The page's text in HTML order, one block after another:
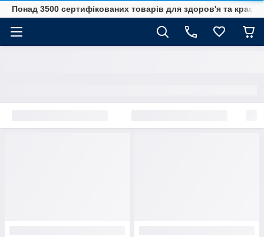
Понад 3500 сертифікованих товарів для здоров'я та краси